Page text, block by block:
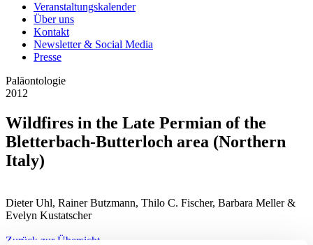
Veranstaltungskalender
Über uns
Kontakt
Newsletter & Social Media
Presse
Paläontologie
2012
Wildfires in the Late Permian of the
Bletterbach-Butterloch area (Northern
Italy)
Dieter Uhl, Rainer Butzmann, Thilo C. Fischer, Barbara Meller &
Evelyn Kustatscher
Zurück zur Übersicht